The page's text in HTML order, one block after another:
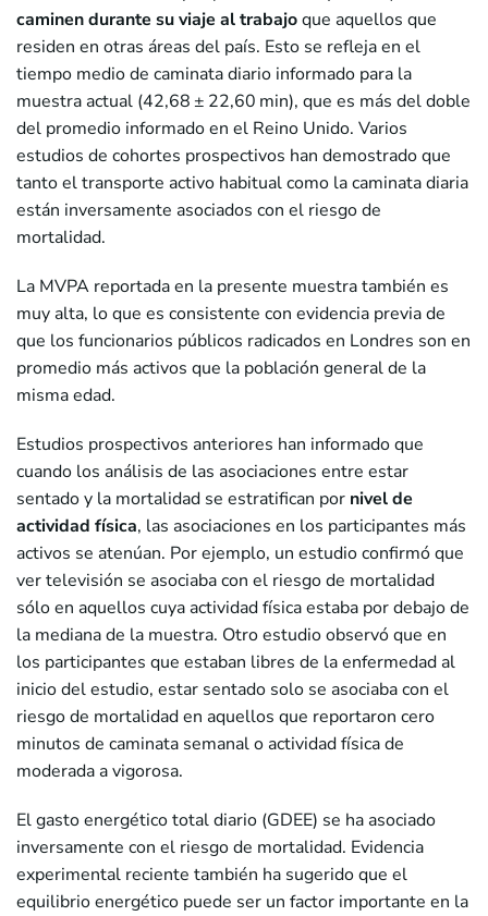
caminen durante su viaje al trabajoque aquellos que
residen en otras áreas del país. Esto se refleja en el
tiempo medio de caminata diario informado para la
muestra actual (42,68 ± 22,60 min), que es más del doble
del promedio informado en el Reino Unido. Varios
estudios de cohortes prospectivos han demostrado que
tanto el transporte activo habitual como la caminata diaria
están inversamente asociados con el riesgo de
mortalidad.
La MVPA reportada en la presente muestra también es
muy alta, lo que es consistente con evidencia previa de
que los funcionarios públicos radicados en Londres son en
promedio más activos que la población general de la
misma edad.
Estudios prospectivos anteriores han informado que
cuando los análisis de las asociaciones entre estar
sentado y la mortalidad se estratifican por nivel de
actividad física, las asociaciones en los participantes más
activos se atenúan. Por ejemplo, un estudio confirmó que
ver televisión se asociaba con el riesgo de mortalidad
sólo en aquellos cuya actividad física estaba por debajo de
la mediana de la muestra. Otro estudio observó que en
los participantes que estaban libres de la enfermedad al
inicio del estudio, estar sentado solo se asociaba con el
riesgo de mortalidad en aquellos que reportaron cero
minutos de caminata semanal o actividad física de
moderada a vigorosa.
El gasto energético total diario (GDEE) se ha asociado
inversamente con el riesgo de mortalidad. Evidencia
experimental reciente también ha sugerido que el
equilibrio energético puede ser un factor importante en la